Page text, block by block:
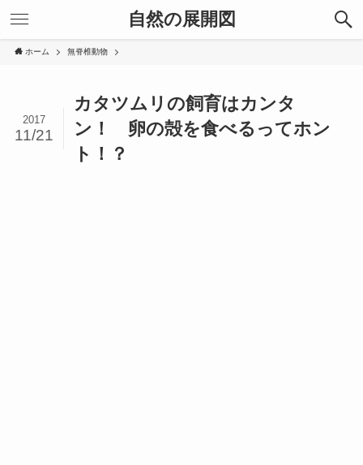
自然の展開図
ホーム 無脊椎動物
カタツムリの飼育はカンタ
ン！ 卵の殻を食べるってホン
ト！？
2017
11/21